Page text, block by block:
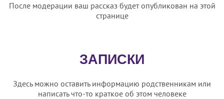
После модерации ваш рассказ будет опубликован на этой
странице
ЗАПИСКИ
Здесь можно оставить информацию родственникам или
написать что-то краткое об этом человеке